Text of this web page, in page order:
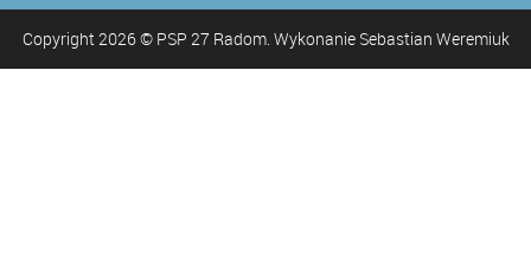
Copyright2026© PSP 27 Radom. Wykonanie Sebastian Weremiuk